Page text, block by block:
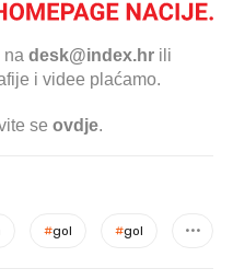
na desk@index.hr ili
i videe plaćamo.
se ovdje.
#gol #gol